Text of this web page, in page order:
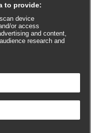
BMJ Best Practice

to provide:
device
or access
and content,
research and